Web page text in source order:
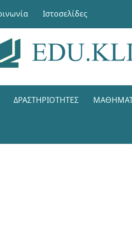
Ιστοσελίδες
ΔΡΑΣΤΗΡΙΌΤΗΤΕΣ